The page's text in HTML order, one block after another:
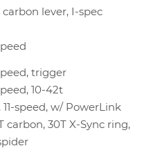
carbon lever, I-spec
trigger
10-42t
11-speed, w/ PowerLink
carbon, 30T X-Sync ring,